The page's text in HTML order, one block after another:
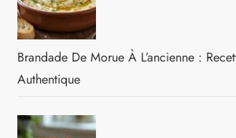
Brandade De Morue À L’ancienne :
Authentique